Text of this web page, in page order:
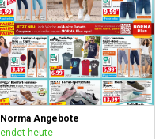
Norma Angebote
endet heute